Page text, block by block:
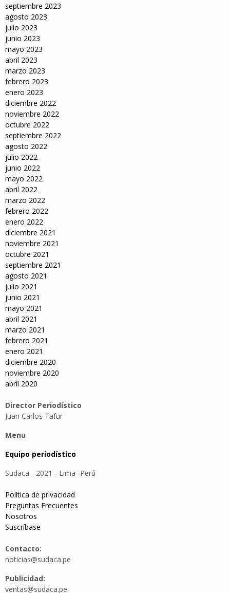
septiembre 2023
agosto 2023
julio 2023
junio 2023
mayo 2023
abril 2023
marzo 2023
febrero 2023
enero 2023
diciembre 2022
noviembre 2022
octubre 2022
septiembre 2022
agosto 2022
julio 2022
junio 2022
mayo 2022
abril 2022
marzo 2022
febrero 2022
enero 2022
diciembre 2021
noviembre 2021
octubre 2021
septiembre 2021
agosto 2021
julio 2021
junio 2021
mayo 2021
abril 2021
marzo 2021
febrero 2021
enero 2021
diciembre 2020
noviembre 2020
abril 2020
Director Periodístico
Juan Carlos Tafur
Menu
Equipo periodístico
Sudaca - 2021 - Lima -Perú
Política de privacidad
Preguntas Frecuentes
Nosotros
Suscríbase
Contacto:
noticias@sudaca.pe
Publicidad:
ventas@sudaca.pe